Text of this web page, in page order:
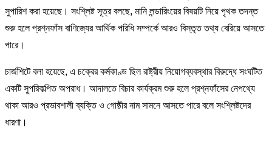
সুপারিশ করা হয়েছে। সংশ্লিষ্ট সূত্র বলছে, মানি লন্ডারিংয়ের বিষয়টি নিয়ে পৃথক তদন্ত
শুরু হলে প্রশ্নফাঁস বাণিজ্যের আর্থিক পরিধি সম্পর্কে আরও বিস্তৃত তথ্য বেরিয়ে আসতে
পারে।
চার্জশিটে বলা হয়েছে, এ চক্রের কর্মকাণ্ড ছিল রাষ্ট্রীয় নিয়োগব্যবস্থার বিরুদ্ধে সংঘটিত
একটি সুপরিকল্পিত অপরাধ। আদালতে বিচার কার্যক্রম শুরু হলে প্রশ্নফাঁসের নেপথ্যে
থাকা আরও প্রভাবশালী ব্যক্তি ও গোষ্ঠীর নাম সামনে আসতে পারে বলে সংশ্লিষ্টদের
ধারণা।